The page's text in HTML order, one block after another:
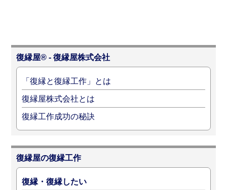
復縁屋® - 復縁屋株式会社
「復縁と復縁工作」とは
復縁屋株式会社とは
復縁工作成功の秘訣
復縁屋の復縁工作
復縁・復縁したい